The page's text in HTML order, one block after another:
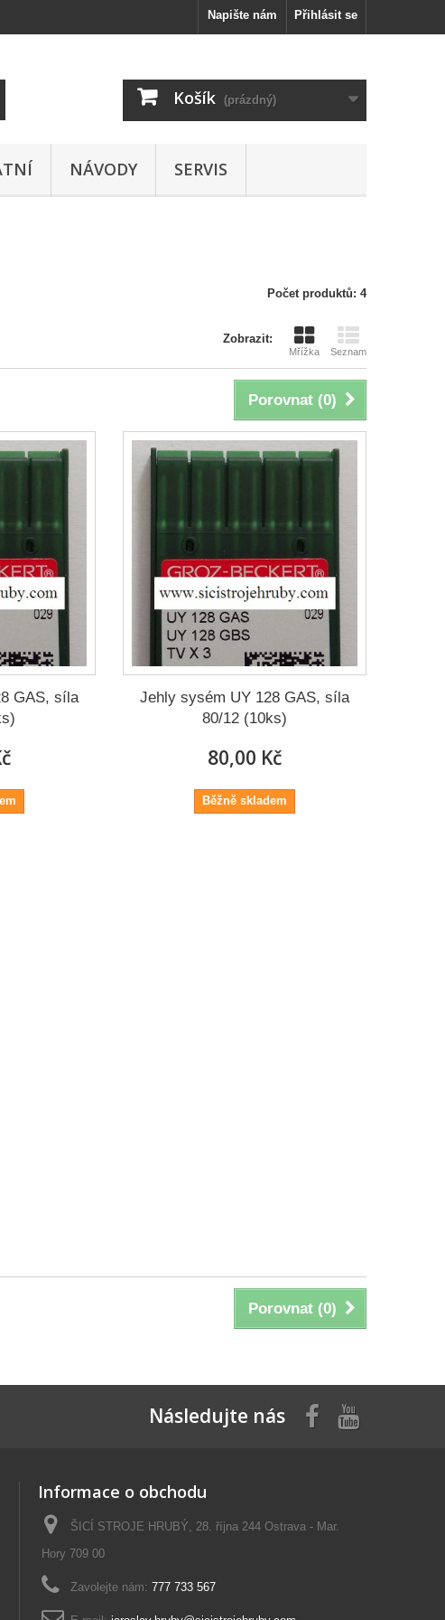
Přihlásit se
Napište nám
Košík (prázdný)
NÁVODY SERVIS
Počet produktů: 4
Zobrazit:
Mřížka Seznam
Porovnat (0)
GAS, síla
Jehly sysém UY 128 GAS, síla
80/12 (10ks)
80,00 Kč
Běžně skladem
Porovnat (0)
Následujte nás
Informace o obchodu
ŠICÍ STROJE HRUBÝ, 28. října 244 Ostrava - Mar.
Hory 709 00
Zavolejte nám: 777 733 567